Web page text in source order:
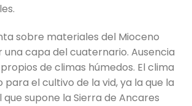
sobre materiales del Mioceno
capa del cuaternario. Ausencia
de climas húmedos. El clima
para el cultivo de la vid, ya la que la
supone la Sierra de Ancares